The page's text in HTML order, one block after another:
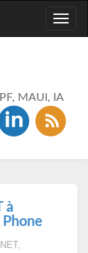
MAUI, IA
à
,